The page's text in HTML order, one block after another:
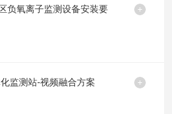
负氧离子监测设备安装要
监测站-视频融合方案